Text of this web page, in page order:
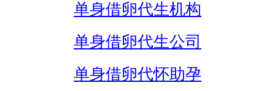
单身借卵代生机构
单身借卵代生公司
单身借卵代怀助孕